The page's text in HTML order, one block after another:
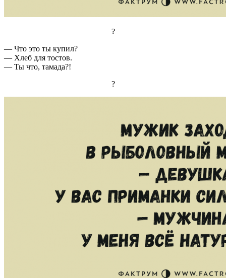
?
— Что это ты купил?
— Хлеб для тостов.
— Ты что, тамада?!
?